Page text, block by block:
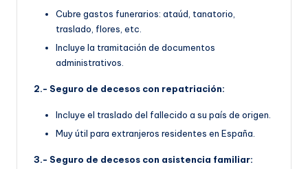
Cubre gastos funerarios: ataúd, tanatorio,
traslado, flores, etc.
Incluye la tramitación de documentos
administrativos.
2.- Seguro de decesos con repatriación:
Incluye el traslado del fallecido a su país de origen.
Muy útil para extranjeros residentes en España.
3.- Seguro de decesos con asistencia familiar: